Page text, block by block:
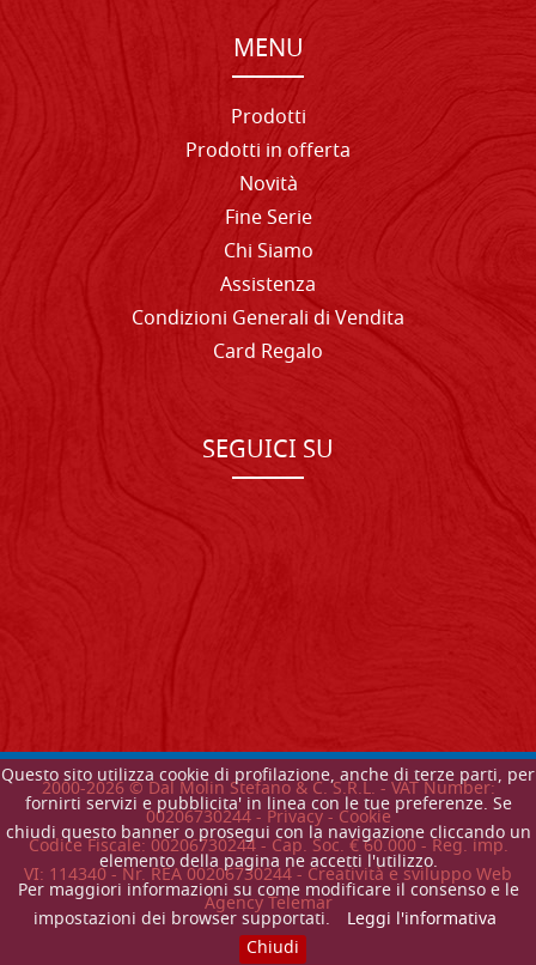
Questo sito utilizza cookie di profilazione, anche di terze parti, per
fornirti servizi e pubblicita' in linea con le tue preferenze. Se
chiudi questo banner o prosegui con la navigazione cliccando un
elemento della pagina ne accetti l'utilizzo.
Per maggiori informazioni su come modificare il consenso e le
impostazioni dei browser supportati.
Leggi l'informativa
Chiudi
MENU
Prodotti
Prodotti in offerta
Novità
Fine Serie
Chi Siamo
Assistenza
Condizioni Generali di Vendita
Card Regalo
SEGUICI SU
2000-2026© Dal Molin Stefano & C. S.R.L. - VAT Number:
00206730244 - Privacy-Cookie
Codice Fiscale: 00206730244 - Cap. Soc. € 60.000 - Reg. imp.
VI: 114340 - Nr. REA 00206730244 - Creatività e sviluppo Web
Agency Telemar